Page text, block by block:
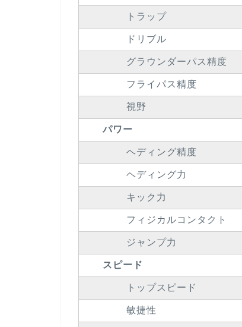
トラップ
ドリブル
グラウンダーパス精度
フライパス精度
視野
パワー
ヘディング精度
ヘディング力
キック力
フィジカルコンタクト
ジャンプ力
スピード
トップスピード
敏捷性